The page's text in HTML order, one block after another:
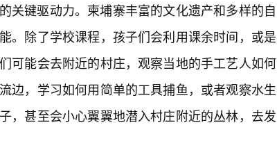
关键驱动力。柬埔寨丰富的文化遗产和多样的自
。除了学校课程，孩子们会利用课余时间，或是
可能会去附近的村庄，观察当地的手工艺人如何
边，学习如何用简单的工具捕鱼，或者观察水生
，甚至会小心翼翼地潜入村庄附近的丛林，去发